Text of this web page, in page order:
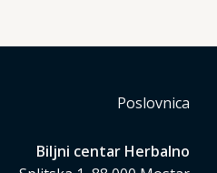
Poslovnica
Biljni centar Herbalno